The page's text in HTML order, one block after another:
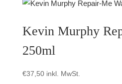
Kevin Murphy
250ml
€37,50 inkl. MwSt.